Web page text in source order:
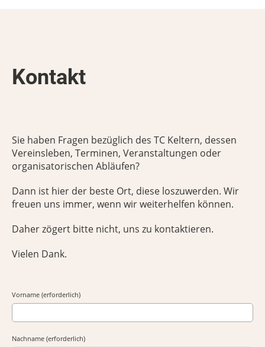
Kontakt
Sie haben Fragen bezüglich des TC Keltern, dessen
Vereinsleben, Terminen, Veranstaltungen oder
organisatorischen Abläufen?
Dann ist hier der beste Ort, diese loszuwerden. Wir
freuen uns immer, wenn wir weiterhelfen können.
Daher zögert bitte nicht, uns zu kontaktieren.
Vielen Dank.
Vorname (erforderlich)
Nachname (erforderlich)